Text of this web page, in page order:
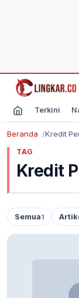
Terkini
Beranda Kredit
TAG
Kredit
Semua1